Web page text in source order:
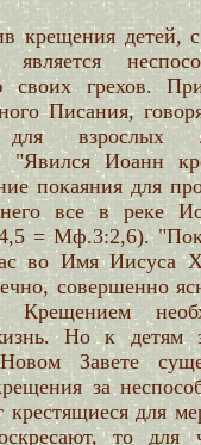
крещения детей,
своих грехов.
Писания,
для взрослых
Иоанн
покаяния для
все в реке
= Мф.3:2,6).
во Имя Иисуса
совершенно
Крещением
Но к детям
Завете
за
для
то для